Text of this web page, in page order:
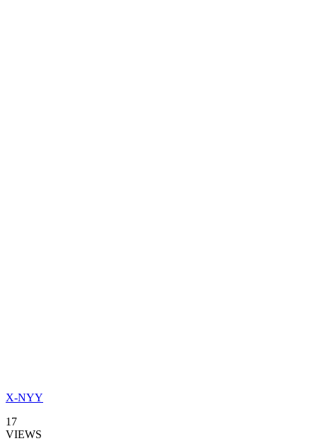
X-NYY
17
VIEWS